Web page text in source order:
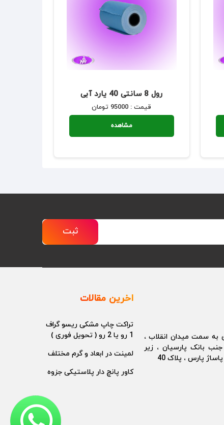
رول 8 سانتی 40 یارد آبی
قیمت : 95000 تومان
مشاهده
ثبت
به سمت میدان انقلاب ،
جنب بانک پارسیان ، زیر
پارس ، پلاک 40
اخرین مقالات
تراکت چاپ مشکی ریسو گراف
1 رو یا 2 رو ( تحویل فوری )
لمینت در ابعاد و گرم مختلف
کاور پانچ دار پلاستیکی جزوه